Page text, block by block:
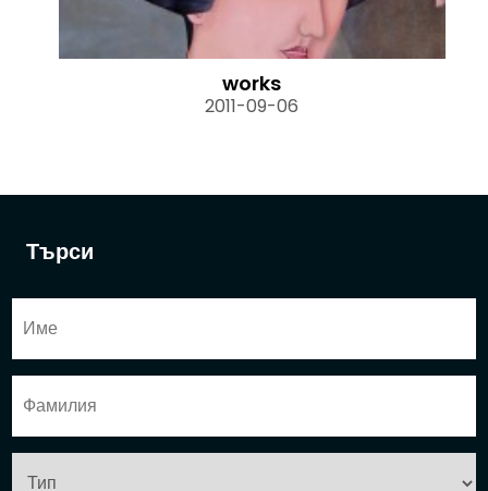
Търси
works
2011-09-06